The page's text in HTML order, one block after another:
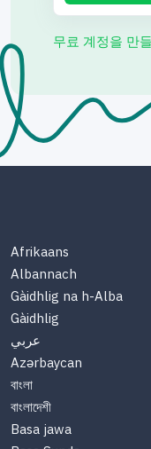
무료 계정을 만
Afrikaans
Albannach
Gàidhlig na h-Alba
Gàidhlig
عربي
Azərbaycan
বাংলা
বাংলাদেশী
Basa jawa